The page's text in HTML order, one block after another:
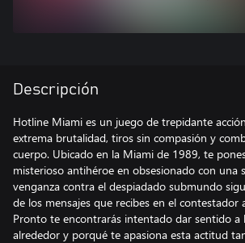
Descripción
Hotline Miami es un juego de trepidante
extrema brutalidad, tiros sin compasión y
cuerpo. Ubicado en la Miami de 1989, te
misterioso antihéroe en obsesionado con una
venganza contra el despiadado submundo
de los mensajes que recibes en el contestador
Pronto te encontrarás intentado dar sentido a
alrededor y porqué te apasiona esta actitud